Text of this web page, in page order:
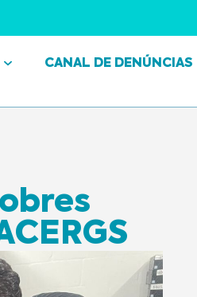
CANAL DE DENÚNCIAS